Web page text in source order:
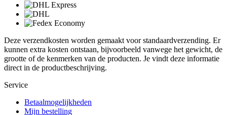
Deze verzendkosten worden gemaakt voor standaardverzending. Er
kunnen extra kosten ontstaan, bijvoorbeeld vanwege het gewicht, de
grootte of de kenmerken van de producten. Je vindt deze informatie
direct in de productbeschrijving.
Service
Betaalmogelijkheden
Mijn bestelling